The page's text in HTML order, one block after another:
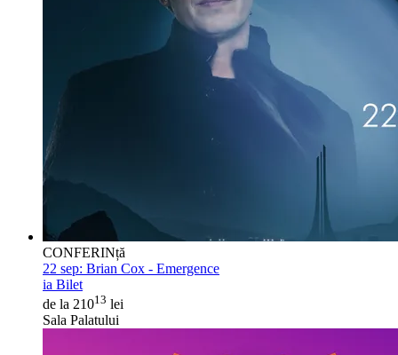
CONFERINță
22 sep: Brian Cox - Emergence
ia Bilet
de la 21013 lei
Sala Palatului